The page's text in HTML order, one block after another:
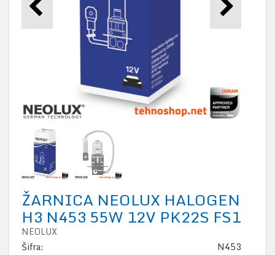
ŽARNICA NEOLUX HALOGEN
H3 N453 55W 12V PK22S FS1
NEOLUX
Šifra:
N453